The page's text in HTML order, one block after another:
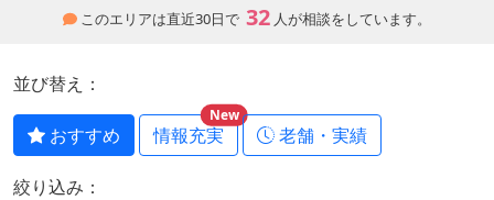
このエリアは直近30日で 32 人が相談をしています。
並び替え：
おすすめ 情報充実
New
老舗・実績
絞り込み：